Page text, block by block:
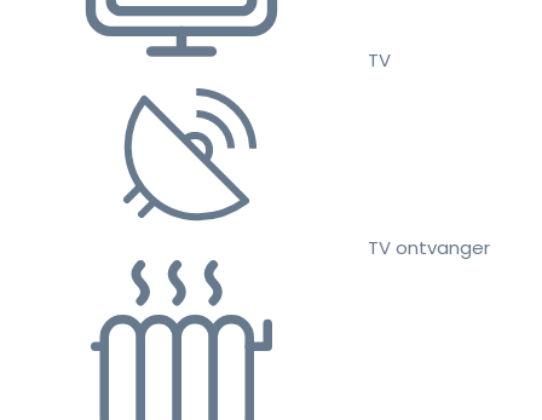
TV
TV ontvanger